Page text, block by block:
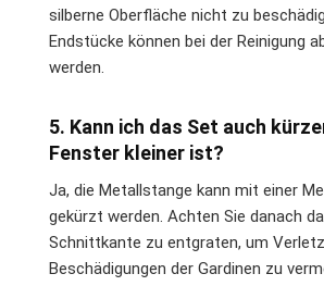
silberne Oberfläche nicht zu
Endstücke können bei der Reinigung
werden.
5. Kann ich das Set auch
Fenster kleiner ist?
Ja, die Metallstange kann mit einer
gekürzt werden. Achten Sie danach
Schnittkante zu entgraten, um
Beschädigungen der Gardinen zu